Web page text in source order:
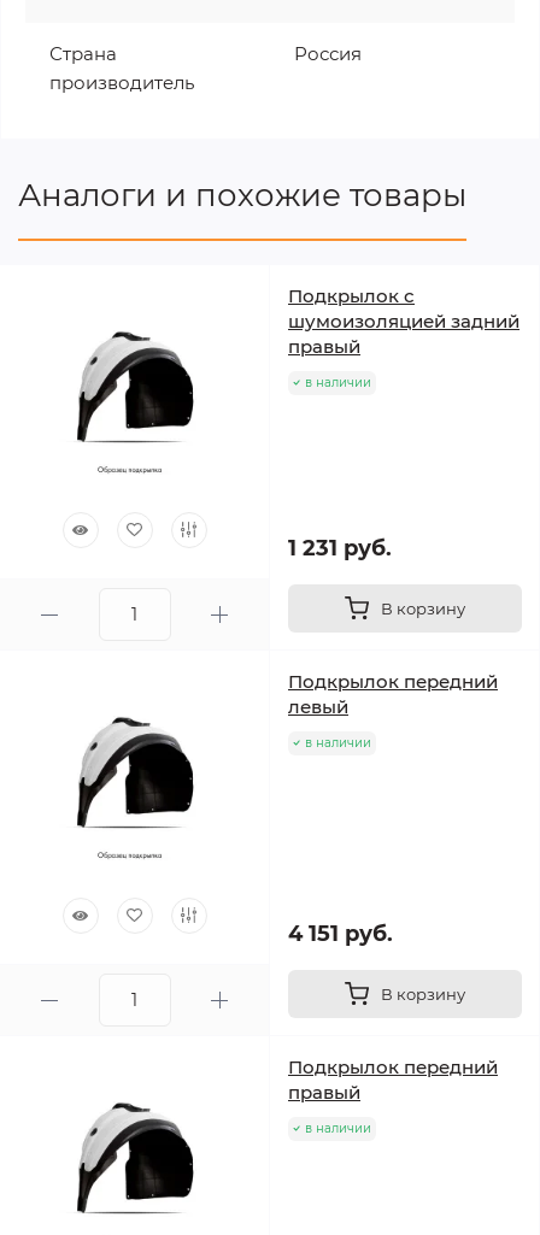
Страна
производитель
Россия
Аналоги и похожие товары
Подкрылок с
шумоизоляцией задний
правый
в наличии
1 231 руб.
В корзину
Подкрылок передний
левый
в наличии
4 151 руб.
В корзину
Подкрылок передний
правый
в наличии